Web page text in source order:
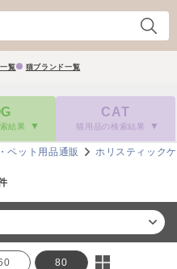
覧 猫ブランド一覧
結果
CAT
猫用品の検索結果
ペット用品通販 ホリスティック
80